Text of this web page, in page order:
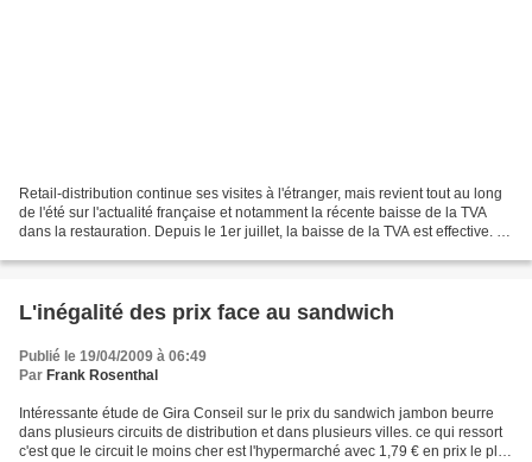
Retail-distribution continue ses visites à l'étranger, mais revient tout au long
de l'été sur l'actualité française et notamment la récente baisse de la TVA
dans la restauration. Depuis le 1er juillet, la baisse de la TVA est effective. Le
L'inégalité des prix face au sandwich
Publié le 19/04/2009 à 06:49
Par Frank Rosenthal
Intéressante étude de Gira Conseil sur le prix du sandwich jambon beurre
dans plusieurs circuits de distribution et dans plusieurs villes. ce qui ressort
c'est que le circuit le moins cher est l'hypermarché avec 1,79 € en prix le plus